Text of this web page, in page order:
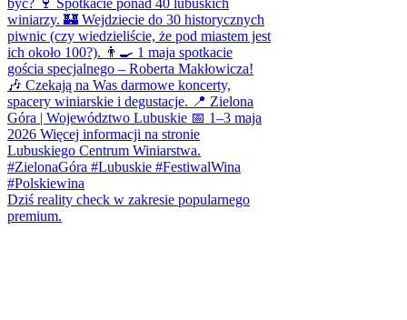
Dziś reality check w zakresie popularnego
premium.